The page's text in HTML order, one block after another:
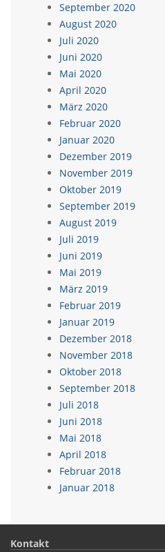
September 2020
August 2020
Juli 2020
Juni 2020
Mai 2020
April 2020
März 2020
Februar 2020
Januar 2020
Dezember 2019
November 2019
Oktober 2019
September 2019
August 2019
Juli 2019
Juni 2019
Mai 2019
März 2019
Februar 2019
Januar 2019
Dezember 2018
November 2018
Oktober 2018
September 2018
Juli 2018
Juni 2018
Mai 2018
April 2018
Februar 2018
Januar 2018
Kontakt